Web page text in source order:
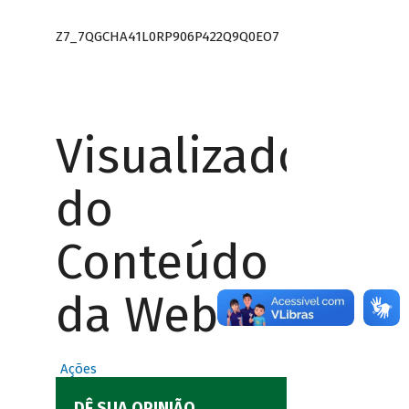
Z7_7QGCHA41L0RP906P422Q9Q0EO7
Visualizador
do
Conteúdo
da Web
Ações